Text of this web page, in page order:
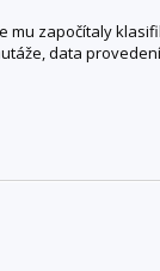
mu započítaly
data